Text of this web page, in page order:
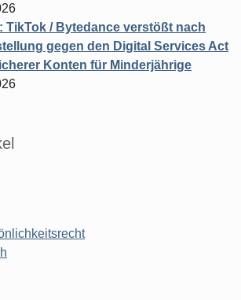
TikTok / Bytedance verstößt nach
gegen den Digital Services Act
Konten für Minderjährige